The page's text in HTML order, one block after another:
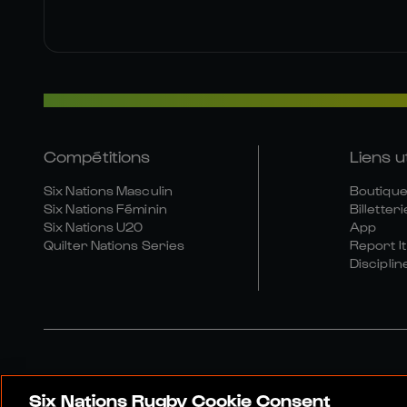
Compétitions
Six Nations Masculin
Six Nations Féminin
Six Nations U20
Quilter Nations Series
Liens
App
Report It
Six Nations Rugby Cookie Consent